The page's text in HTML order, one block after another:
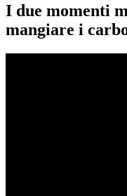
I due momenti
mangiare i